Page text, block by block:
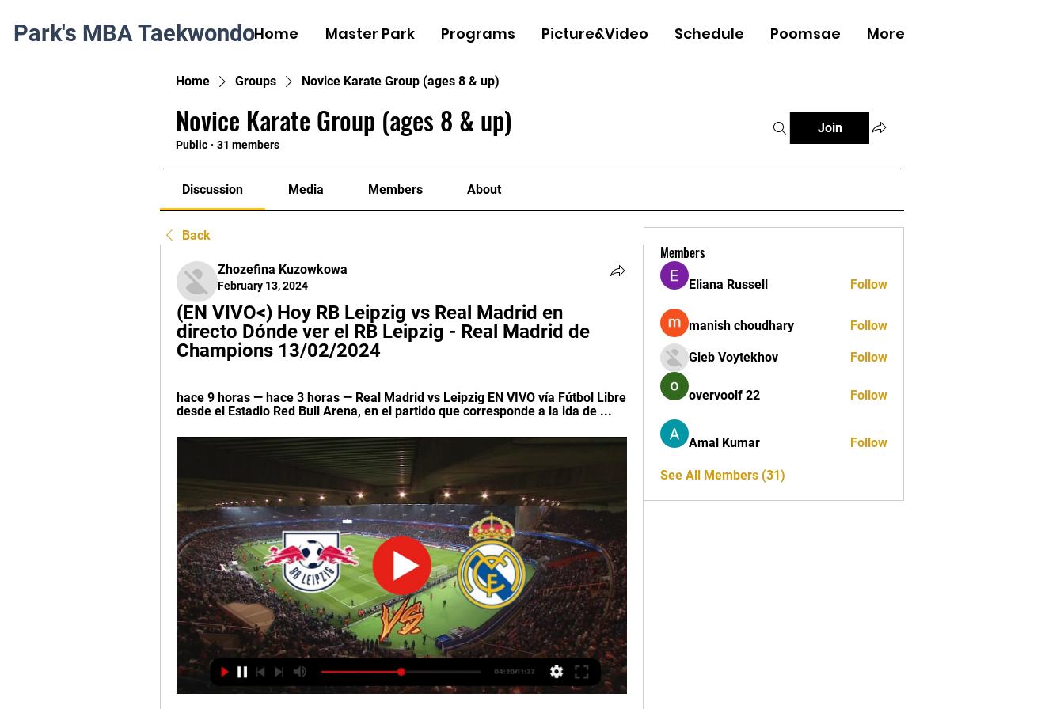
Park's MBA TaekwondoHome Master Park Programs Picture&Video Schedule Poomsae More
Home Groups Novice Karate Group (ages 8 & up)
Novice Karate Group (ages 8 & up)
Public · 31 members
Join
Discussion Media Members About
Back
Zhozefina Kuzowkowa
February 13, 2024
(EN VIVO<) Hoy RB Leipzig vs Real Madrid en
directo Dónde ver el RB Leipzig - Real Madrid de
Champions 13/02/2024
hace 9 horas — hace 3 horas — Real Madrid vs Leipzig EN VIVO vía Fútbol Libre
desde el Estadio Red Bull Arena, en el partido que corresponde a la ida de ...
Members
Eliana Russell Follow
manish choudhary Follow
Gleb Voytekhov Follow
overvoolf 22 Follow
Amal Kumar Follow
See All Members (31)